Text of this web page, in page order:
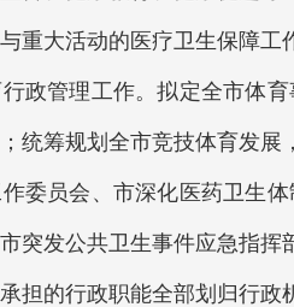
大活动的医疗卫生保障工
管理工作。拟定全市体育
统筹规划全市竞技体育发展
员会、市深化医药卫生体
突发公共卫生事件应急指挥
的行政职能全部划归行政